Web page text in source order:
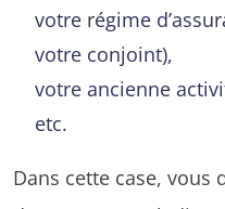
votre régime
votre conjoint),
votre ancienne
etc.
Dans cette case, vous